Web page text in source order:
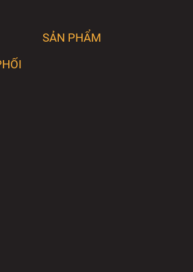
SẢN PHẨM